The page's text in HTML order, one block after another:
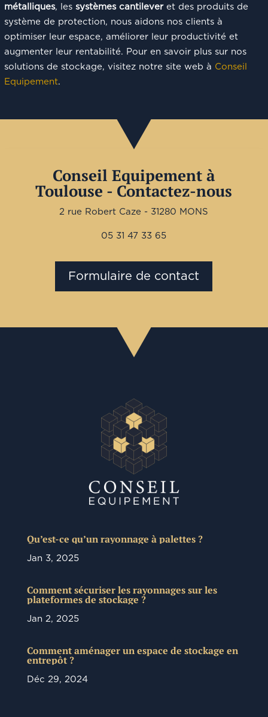
métalliques, les systèmes cantileveret des produits de
système de protection, nous aidons nos clients à
optimiser leur espace, améliorer leur productivité et
augmenter leur rentabilité. Pour en savoir plus sur nos
solutions de stockage, visitez notre site web à Conseil
Equipement.
Conseil Equipement à
Toulouse - Contactez-nous
2 rue Robert Caze - 31280 MONS
05 31 47 33 65
Formulaire de contact
Qu’est-ce qu’un rayonnage à palettes ?
Jan 3, 2025
Comment sécuriser les rayonnages sur les
plateformes de stockage ?
Jan 2, 2025
Comment aménager un espace de stockage en
entrepôt ?
Déc 29, 2024